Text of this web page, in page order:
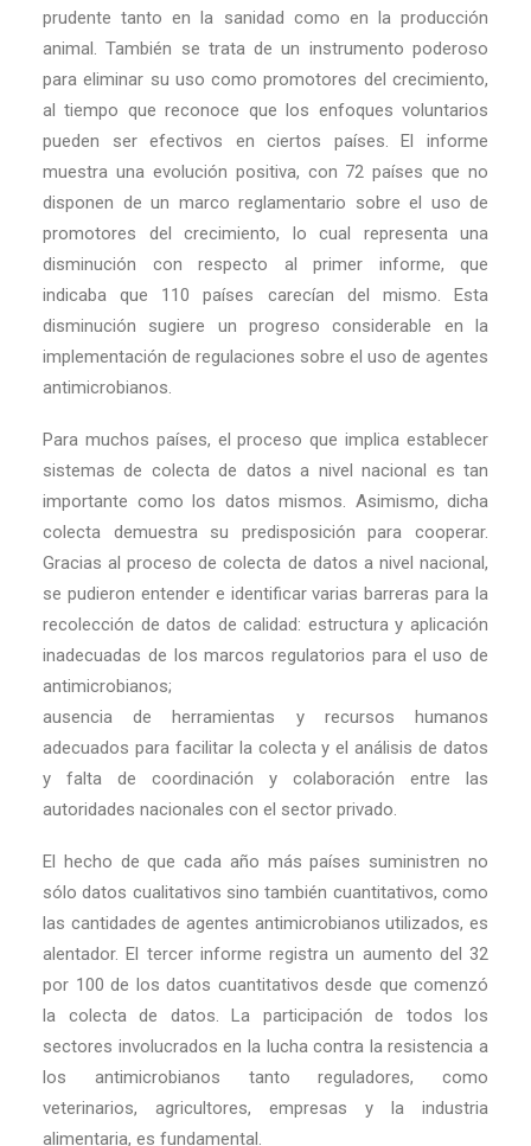
prudente tanto en la sanidad como en la producción
animal. También se trata de un instrumento poderoso
para eliminar su uso como promotores del crecimiento,
al tiempo que reconoce que los enfoques voluntarios
pueden ser efectivos en ciertos países. El informe
muestra una evolución positiva, con 72 países que no
disponen de un marco reglamentario sobre el uso de
promotores del crecimiento, lo cual representa una
disminución con respecto al primer informe, que
indicaba que 110 países carecían del mismo. Esta
disminución sugiere un progreso considerable en la
implementación de regulaciones sobre el uso de agentes
antimicrobianos.
Para muchos países, el proceso que implica establecer
sistemas de colecta de datos a nivel nacional es tan
importante como los datos mismos. Asimismo, dicha
colecta demuestra su predisposición para cooperar.
Gracias al proceso de colecta de datos a nivel nacional,
se pudieron entender e identificar varias barreras para la
recolección de datos de calidad: estructura y aplicación
inadecuadas de los marcos regulatorios para el uso de
antimicrobianos;
ausencia de herramientas y recursos humanos
adecuados para facilitar la colecta y el análisis de datos
y falta de coordinación y colaboración entre las
autoridades nacionales con el sector privado.
El hecho de que cada año más países suministren no
sólo datos cualitativos sino también cuantitativos, como
las cantidades de agentes antimicrobianos utilizados, es
alentador. El tercer informe registra un aumento del 32
por 100 de los datos cuantitativos desde que comenzó
la colecta de datos. La participación de todos los
sectores involucrados en la lucha contra la resistencia a
los antimicrobianos tanto reguladores, como
veterinarios, agricultores, empresas y la industria
alimentaria, es fundamental.